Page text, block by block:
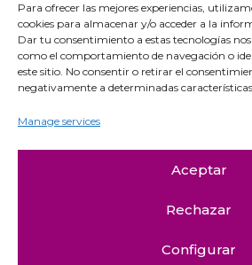
Para ofrecer las mejores experiencias,
cookies para almacenar y/o acceder a la
Dar tu consentimiento a estas tecnologías
como el comportamiento de navegación o
este sitio. No consentir o retirar el
negativamente a determinadas
Manage services
Aceptar
Rechazar
Configurar
Contact & Infos
 +34 951.56.05.11